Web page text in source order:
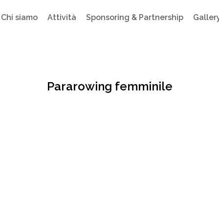
Chi siamo Attività Sponsoring & Partnership
Pararowing femminile